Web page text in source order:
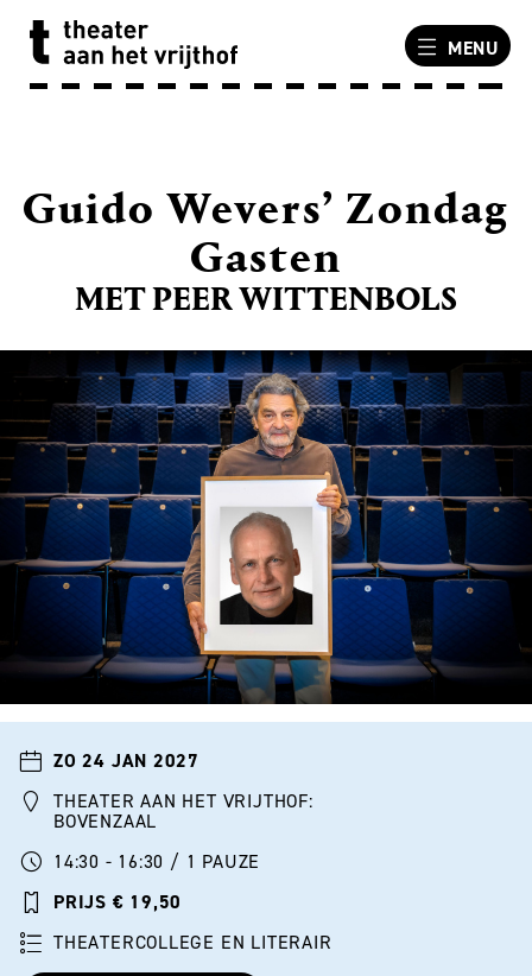
MENU
MET PEER WITTENBOLS
Guido Wevers’ Zondag
Gasten
ZO 24 JAN 2027
THEATER AAN HET VRIJTHOF:
BOVENZAAL
14:30 - 16:30 / 1 PAUZE
PRIJS € 19,50
THEATERCOLLEGE EN LITERAIR